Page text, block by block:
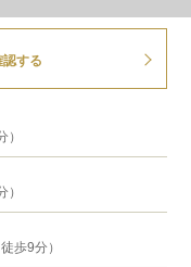
する
歩9分）